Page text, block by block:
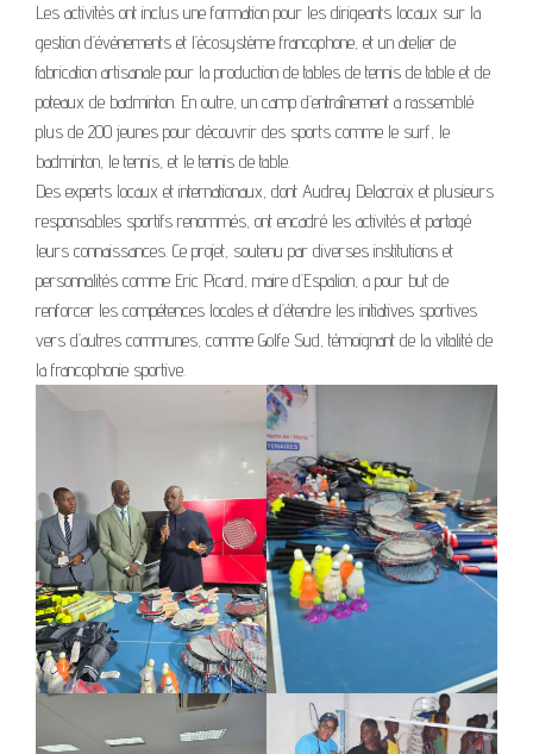
Les activités ont inclus une formation pour les dirigeants locaux sur la
gestion d’événements et l’écosystème francophone, et un atelier de
fabrication artisanale pour la production de tables de tennis de table et de
poteaux de badminton. En outre, un camp d’entraînement a rassemblé
plus de 200 jeunes pour découvrir des sports comme le surf, le
badminton, le tennis, et le tennis de table.
Des experts locaux et internationaux, dont Audrey Delacroix et plusieurs
responsables sportifs renommés, ont encadré les activités et partagé
leurs connaissances. Ce projet, soutenu par diverses institutions et
personnalités comme Eric Picard, maire d’Espalion, a pour but de
renforcer les compétences locales et d’étendre les initiatives sportives
vers d’autres communes, comme Golfe Sud, témoignant de la vitalité de
la francophonie sportive.